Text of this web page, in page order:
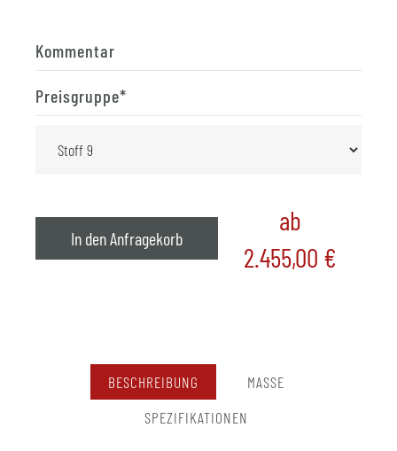
Kommentar
Preisgruppe*
In den Anfragekorb
ab
2.455,00 €
BESCHREIBUNG
MASSE
SPEZIFIKATIONEN